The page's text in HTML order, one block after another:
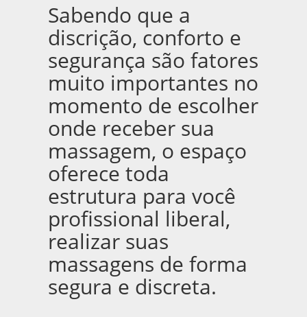
Sabendo que a
discrição, conforto e
segurança são fatores
muito importantes no
momento de escolher
onde receber sua
massagem, o espaço
oferece toda
estrutura para você
profissional liberal,
realizar suas
massagens de forma
segura e discreta.